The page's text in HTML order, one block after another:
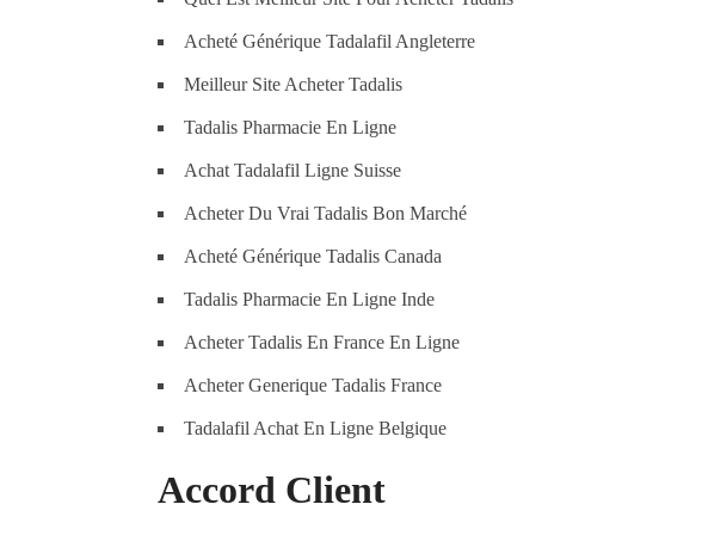
Acheté Générique Tadalafil Angleterre
Meilleur Site Acheter Tadalis
Tadalis Pharmacie En Ligne
Achat Tadalafil Ligne Suisse
Acheter Du Vrai Tadalis Bon Marché
Acheté Générique Tadalis Canada
Tadalis Pharmacie En Ligne Inde
Acheter Tadalis En France En Ligne
Acheter Generique Tadalis France
Tadalafil Achat En Ligne Belgique
Accord Client